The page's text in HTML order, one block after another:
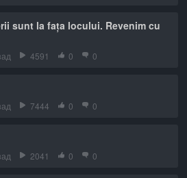
sunt la fața locului. Revenim cu
4591 0 0
7444 0 0
2041 0 0